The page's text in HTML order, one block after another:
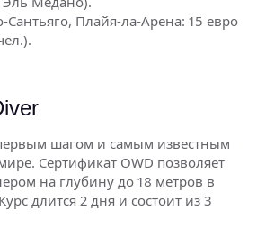
Сантьяго, Плайя-ла-Арена: 15 евро
первым шагом и самым известным
Сертификат OWD позволяет
на глубину до 18 метров в
длится 2 дня и состоит из 3